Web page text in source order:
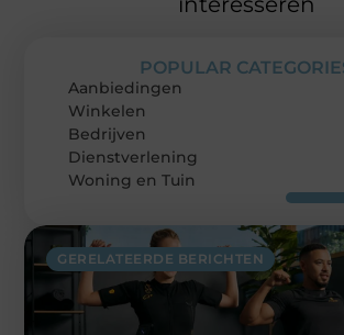
GERELATEERDE BERICHTEN
POPULAR
Aanbiedingen
Winkelen
Bedrijven
Dienstverlening
Woning en Tuin